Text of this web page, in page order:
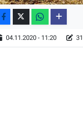
04.11.2020 - 11:20